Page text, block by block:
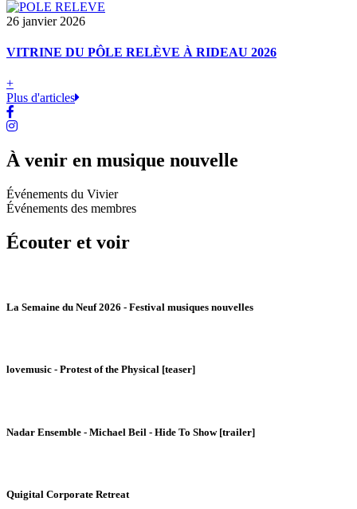
26 janvier 2026
VITRINE DU PÔLE RELÈVE À RIDEAU 2026
+
Plus d'articles
À venir en musique nouvelle
Événements du Vivier
Événements des membres
Écouter et voir
La Semaine du Neuf 2026 - Festival musiques nouvelles
lovemusic - Protest of the Physical [teaser]
Nadar Ensemble - Michael Beil - Hide To Show [trailer]
Quigital Corporate Retreat